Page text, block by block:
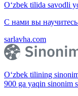
O‘zbek tilida savodli
С нами вы научитесь
sarlavha.com
O‘zbek tilining
900 ga yaqin sinonim